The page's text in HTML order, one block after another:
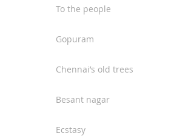
To the people
Gopuram
Chennai’s old trees
Besant nagar
Ecstasy